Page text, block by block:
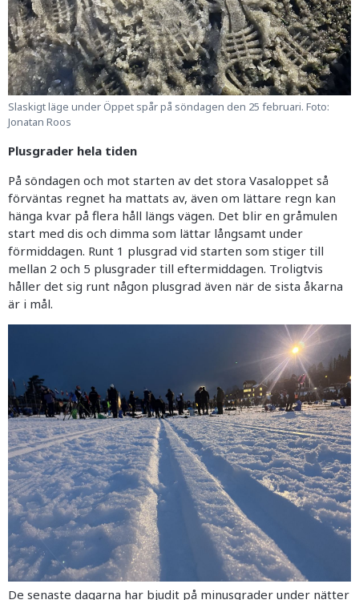
Slaskigt läge under Öppet spår på söndagen den 25 februari. Foto:
Jonatan Roos
Plusgrader hela tiden
På söndagen och mot starten av det stora Vasaloppet så
förväntas regnet ha mattats av, även om lättare regn kan
hänga kvar på flera håll längs vägen. Det blir en gråmulen
start med dis och dimma som lättar långsamt under
förmiddagen. Runt 1 plusgrad vid starten som stiger till
mellan 2 och 5 plusgrader till eftermiddagen. Troligtvis
håller det sig runt någon plusgrad även när de sista åkarna
är i mål.
De senaste dagarna har bjudit på minusgrader under nätter